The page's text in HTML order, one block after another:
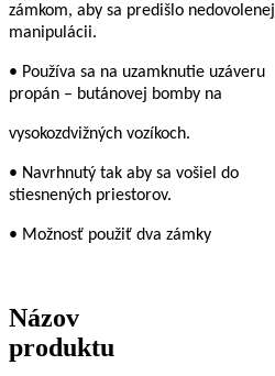
zámkom, aby sa predišlo nedovolenej
manipulácii.
• Používa sa na uzamknutie uzáveru
propán – butánovej bomby na
vysokozdvižných vozíkoch.
• Navrhnutý tak aby sa vošiel do
stiesnených priestorov.
• Možnosť použiť dva zámky
Názov
produktu